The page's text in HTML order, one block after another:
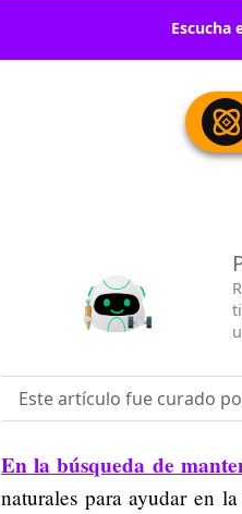
Escucha
Este artículo fue curado
En la búsqueda de
naturales para ayudar en